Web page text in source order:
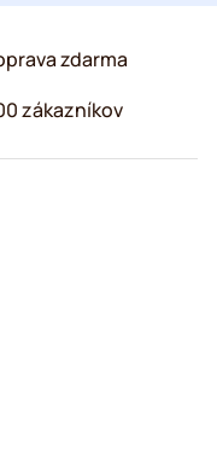
zdarma
zákazníkov